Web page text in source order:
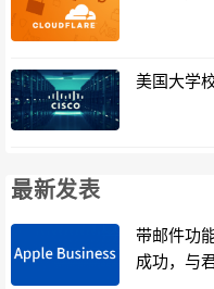
美国大学
最新发表
带邮件功
成功，与